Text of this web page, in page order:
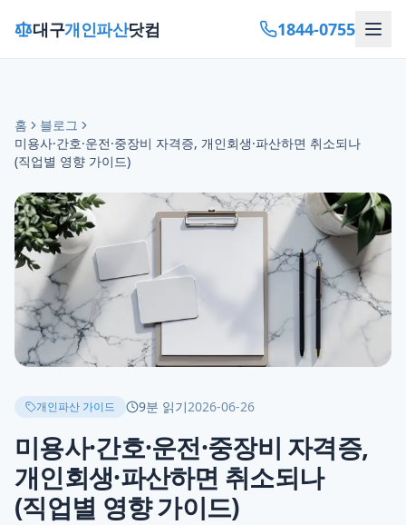
대구개인파산닷컴 1844-0755
홈
블로그
미용사·간호·운전·중장비 자격증, 개인회생·파산하면 취소되나
(직업별 영향 가이드)
개인파산 가이드 9분 읽기2026-06-26
미용사·간호·운전·중장비 자격증,
개인회생·파산하면 취소되나
(직업별 영향 가이드)